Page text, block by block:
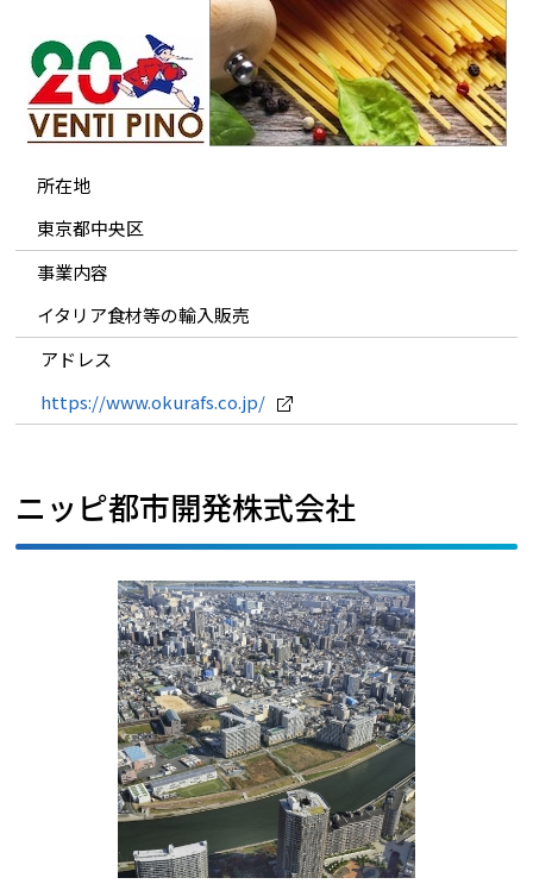
所在地
東京都中央区
事業内容
イタリア食材等の輸入販売
アドレス
https://www.okurafs.co.jp/
ニッピ都市開発株式会社